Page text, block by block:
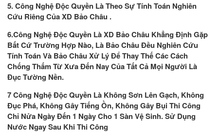
5. Công Nghệ Độc Quyền Là Theo Sự Tính Toán Nghiên
Cứu Riêng Của XD Bảo Châu .
6.Công Nghệ Độc Quyền Là XD Bảo Châu Khẳng Định Gặp
Bất Cứ Trường Hợp Nào, Là Bảo Châu Đều Nghiên Cứu
Tính Toán Và Bảo Châu Xử Lý Để Thay Thế Các Cách
Chống Thấm Từ Xưa Đến Nay Của Tất Cả Mọi Người Là
Đục Tường Nền.
7 Công Nghệ Độc Quyền Là Không Sơn Lên Gạch, Không
Đục Phá, Không Gây Tiếng Ồn, Không Gây Bụi Thi Công
Chỉ Nửa Ngày Đến 1 Ngày Cho 1 Sàn Vệ Sinh. Sử Dụng
Nước Ngay Sau Khi Thi Công